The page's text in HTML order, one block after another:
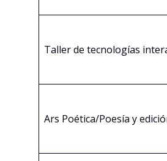
Taller de tecnologías
Ars Poética/Poesía y